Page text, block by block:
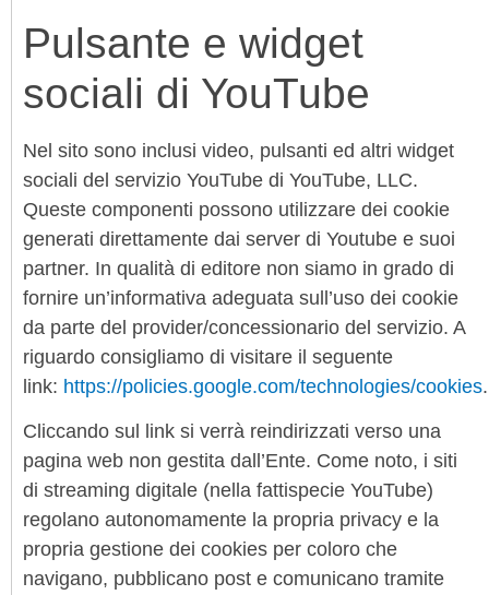
Pulsante e widget
sociali di YouTube
Nel sito sono inclusi video, pulsanti ed altri widget
sociali del servizio YouTube di YouTube, LLC.
Queste componenti possono utilizzare dei cookie
generati direttamente dai server di Youtube e suoi
partner. In qualità di editore non siamo in grado di
fornire un’informativa adeguata sull’uso dei cookie
da parte del provider/concessionario del servizio. A
riguardo consigliamo di visitare il seguente
link: https://policies.google.com/technologies/cookies.
Cliccando sul link si verrà reindirizzati verso una
pagina web non gestita dall’Ente. Come noto, i siti
di streaming digitale (nella fattispecie YouTube)
regolano autonomamente la propria privacy e la
propria gestione dei cookies per coloro che
navigano, pubblicano post e comunicano tramite